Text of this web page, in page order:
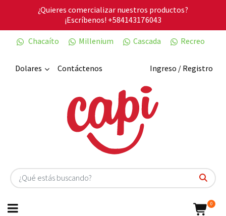
¿Quieres comercializar nuestros productos?
¡Escríbenos!+584143176043
Chacaíto
Millenium Cascada Recreo
Dolares Ingreso / Registro
Contáctenos
0